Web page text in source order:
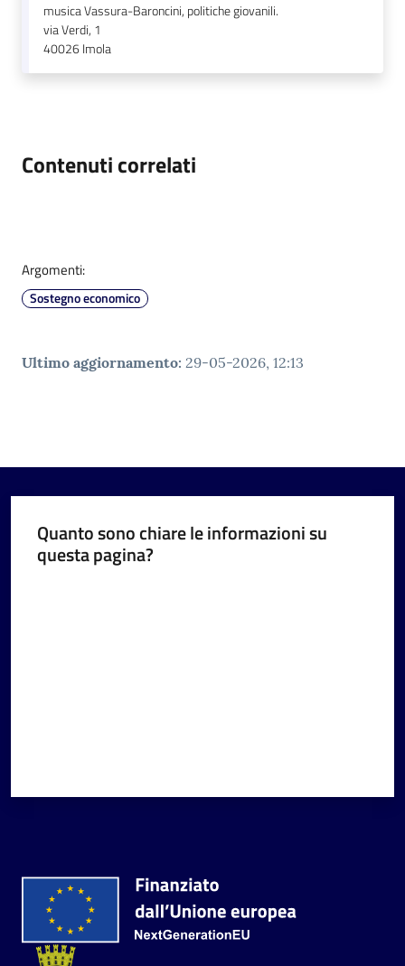
musica Vassura-Baroncini, politiche giovanili.
via Verdi, 1
40026Imola
Contenuti correlati
Argomenti:
Sostegno economico
Ultimo aggiornamento: 29-05-2026, 12:13
Quanto sono chiare le informazioni su
questa pagina?